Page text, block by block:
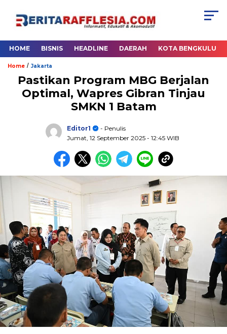
HOME BISNIS HEADLINE DAERAH KOTA BENGKULU
Home / Jakarta
Pastikan Program MBG Berjalan
Optimal, Wapres Gibran Tinjau
SMKN 1 Batam
Editor1
- Penulis
Jumat, 12 September 2025 - 12:45 WIB